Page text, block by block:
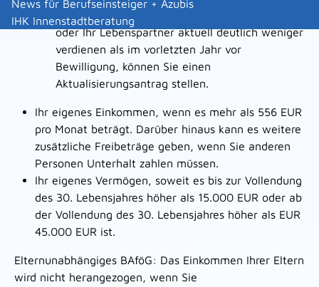
News für Berufseinsteiger + Azubis
IHK Innenstadtberatung
oder Ihr Ehemann oder Ihre Lebenspartnerin
oder Ihr Lebenspartner aktuell deutlich weniger
verdienen als im vorletzten Jahr vor
Bewilligung, können Sie einen
Aktualisierungsantrag stellen.
Ihr eigenes Einkommen, wenn es mehr als 556 EUR
pro Monat beträgt. Darüber hinaus kann es weitere
zusätzliche Freibeträge geben, wenn Sie anderen
Personen Unterhalt zahlen müssen.
Ihr eigenes Vermögen, soweit es bis zur Vollendung
des 30. Lebensjahres höher als 15.000 EUR oder ab
der Vollendung des 30. Lebensjahres höher als EUR
45.000 EUR ist.
Elternunabhängiges BAföG: Das Einkommen Ihrer Eltern
wird nicht herangezogen, wenn Sie